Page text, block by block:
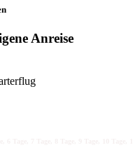
Anreise